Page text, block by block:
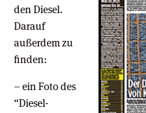
den Diesel.
Darauf
außerdem zu
finden:
– ein Foto des
“Diesel-